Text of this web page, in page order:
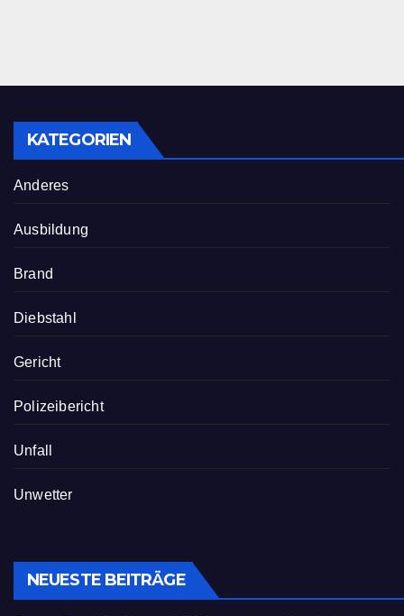
KATEGORIEN
Anderes
Ausbildung
Brand
Diebstahl
Gericht
Polizeibericht
Unfall
Unwetter
NEUESTE BEITRÄGE